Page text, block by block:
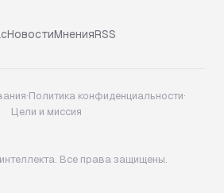
НовостиМненияRSS
·Политика конфиденциальности·
Цели и миссия
Все права защищены.